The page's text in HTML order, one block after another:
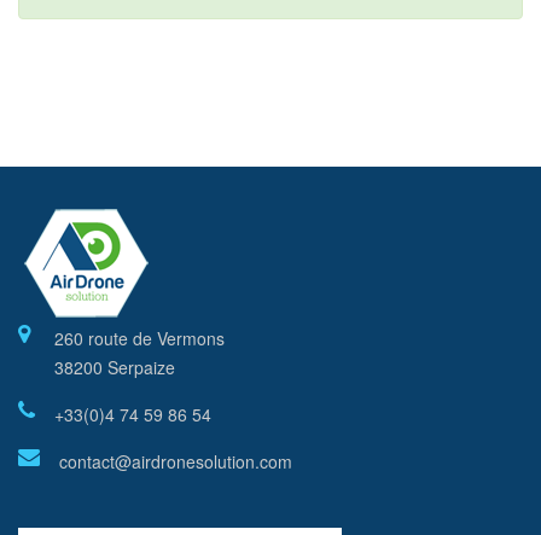
260 route de Vermons
38200 Serpaize
+33(0)4 74 59 86 54
contact@airdronesolution.com